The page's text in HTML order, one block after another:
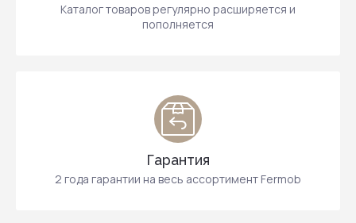
Каталог товаров регулярно расширяется и
пополняется
Гарантия
2 года гарантии на весь ассортимент Fermob